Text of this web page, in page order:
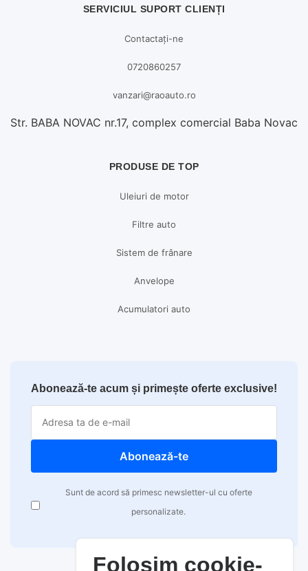
SERVICIUL SUPORT CLIENȚI
Contactați-ne
0720860257
vanzari@raoauto.ro
Str. BABA NOVAC nr.17, complex comercial Baba Novac
PRODUSE DE TOP
Uleiuri de motor
Filtre auto
Sistem de frânare
Anvelope
Acumulatori auto
Abonează-te acum și primește oferte exclusive!
Abonează-te
Sunt de acord să primesc newsletter-ul cu oferte
personalizate.
Folosim cookie-